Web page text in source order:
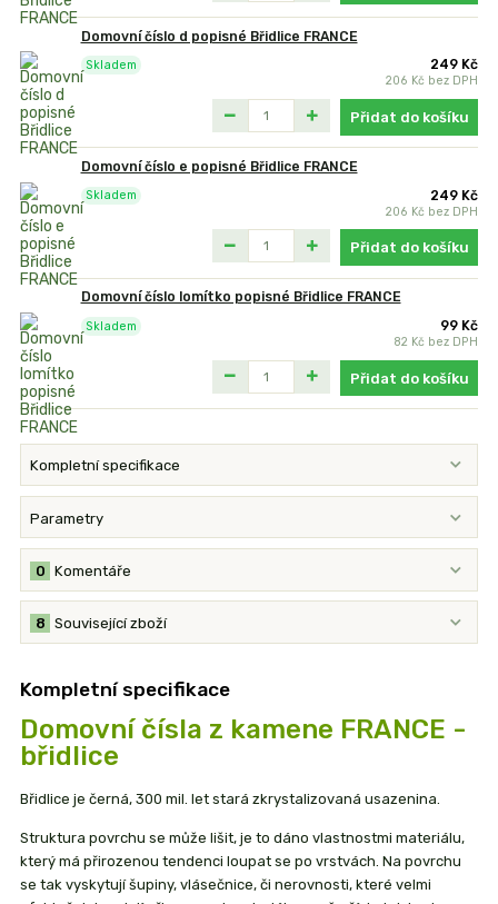
Domovní číslo d popisné Břidlice FRANCE
249 Kč
206 Kč bez DPH
Skladem
Přidat do košíku
Domovní číslo e popisné Břidlice FRANCE
249 Kč
206 Kč bez DPH
Skladem
Přidat do košíku
Domovní číslo lomítko popisné Břidlice FRANCE
99 Kč
82 Kč bez DPH
Skladem
Přidat do košíku
Kompletní specifikace
Parametry
Komentáře
0
Související zboží
8
Kompletní specifikace
Domovní čísla z kamene FRANCE -
břidlice
Břidlice je černá, 300 mil. let stará zkrystalizovaná usazenina.
Struktura povrchu se může lišit, je to dáno vlastnostmi materiálu,
který má přirozenou tendenci loupat se po vrstvách. Na povrchu
se tak vyskytují šupiny, vlásečnice, či nerovnosti, které velmi